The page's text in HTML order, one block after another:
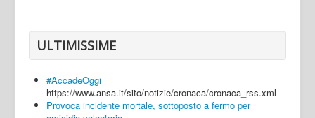
Caserta
Napoli
Salerno
ULTIMISSIME
#AccadeOggi
https://www.ansa.it/sito/notizie/cronaca/cronaca_rss.xml
Provoca incidente mortale, sottoposto a fermo per